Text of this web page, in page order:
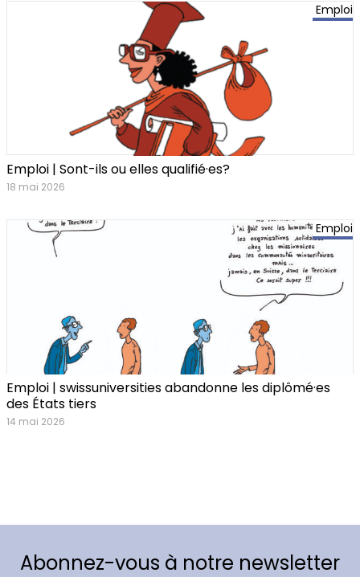
Emploi
Emploi | Sont-ils ou elles qualifié·es?
18 mai 2026
Emploi
Emploi | swissuniversities abandonne les diplômé·es
des États tiers
14 mai 2026
Abonnez-vous à notre newsletter